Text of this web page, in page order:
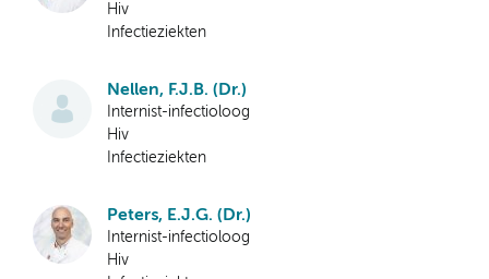
Hiv
Infectieziekten
Nellen, F.J.B. (Dr.)
Internist-infectioloog
Hiv
Infectieziekten
Peters, E.J.G. (Dr.)
Internist-infectioloog
Hiv